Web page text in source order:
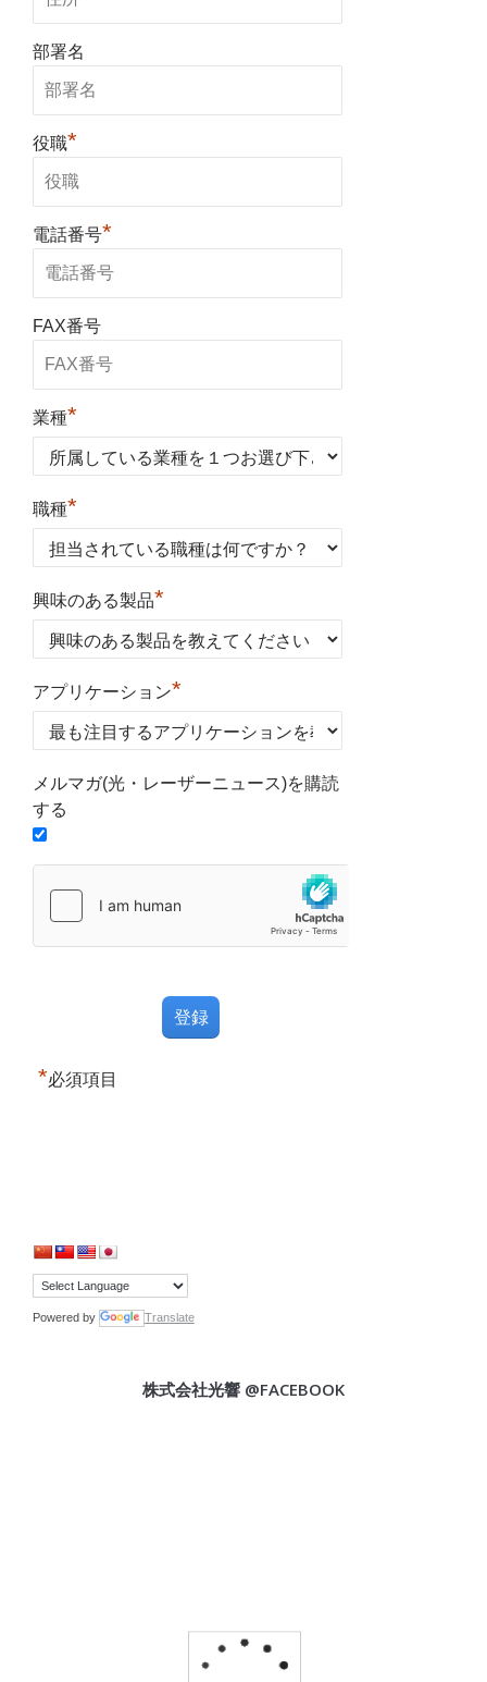
部署名
役職*
電話番号*
FAX番号
業種*
職種*
興味のある製品*
アプリケーション*
メルマガ(光・レーザーニュース)を購読
する
*必須項目
Powered by Translate
株式会社光響 @FACEBOOK